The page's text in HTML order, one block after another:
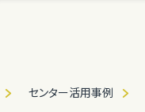
センター活用事例